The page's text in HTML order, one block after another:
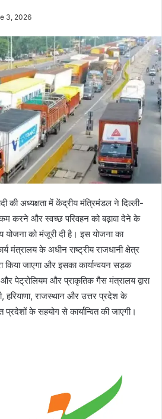
3, 2026
की अध्यक्षता में केंद्रीय मंत्रिमंडल ने दिल्ली-
करने और स्वच्छ परिवहन को बढ़ावा देने के
योजना को मंजूरी दी है। इस योजना का
मंत्रालय के अधीन राष्ट्रीय राजधानी क्षेत्र
किया जाएगा और इसका कार्यान्वयन सड़क
पेट्रोलियम और प्राकृतिक गैस मंत्रालय द्वारा
हरियाणा, राजस्थान और उत्तर प्रदेश के
प्रदेशों के सहयोग से कार्यान्वित की जाएगी।